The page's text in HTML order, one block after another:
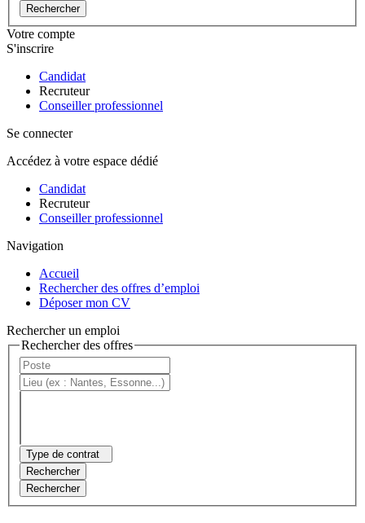
Rechercher
Votre compte
S'inscrire
Candidat
Recruteur
Conseiller professionnel
Se connecter
Accédez à votre espace dédié
Candidat
Recruteur
Conseiller professionnel
Navigation
Accueil
Rechercher des offres d’emploi
Déposer mon CV
Rechercher un emploi
Rechercher des offres
Type de contrat
Rechercher
Rechercher